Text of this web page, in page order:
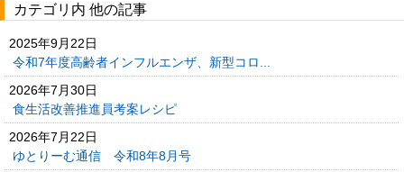
カテゴリ内 他の記事
2025年9月22日
令和7年度高齢者インフルエンザ、新型コロ...
2026年7月30日
食生活改善推進員考案レシピ
2026年7月22日
ゆとりーむ通信 令和8年8月号